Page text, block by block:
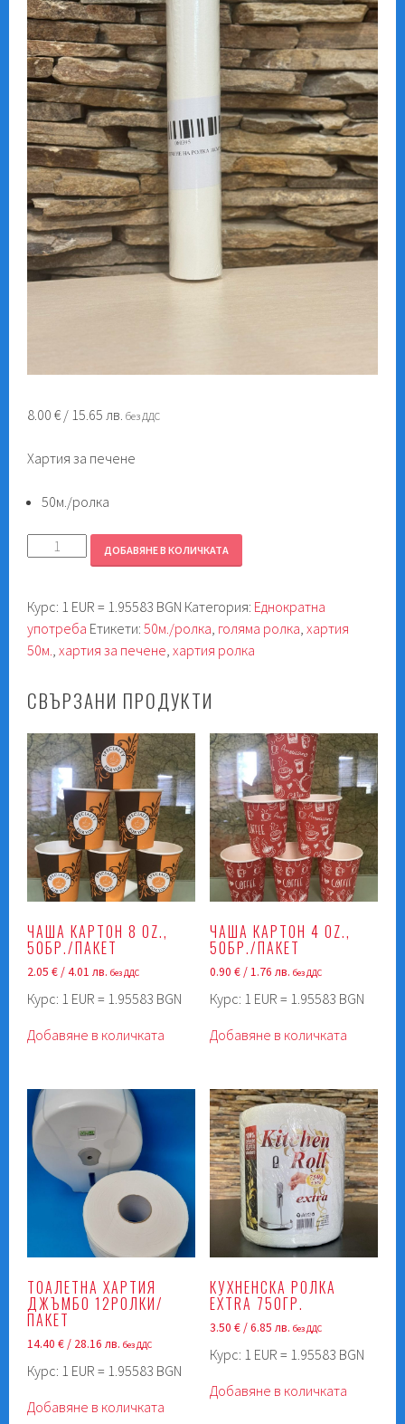
8.00€ / 15.65 лв.без ДДС
Хартия за печене
50м./ролка
количество
за
печене
50м./
ДОБАВЯНЕ В КОЛИЧКАТА
Курс: 1 EUR = 1.95583 BGN Категория: Еднократна
употреба Етикети:50м./ролка, голяма ролка,хартия
50м.,хартия за печене,хартия ролка
СВЪРЗАНИ ПРОДУКТИ
ЧАША КАРТОН 8 OZ.,
50БР./ПАКЕТ
2.05€/ 4.01 лв.без ДДС
Курс: 1 EUR = 1.95583 BGN
Добавяне в количката
ЧАША КАРТОН 4 OZ.,
50БР./ПАКЕТ
0.90 €/ 1.76 лв. без ДДС
Курс: 1 EUR = 1.95583 BGN
Добавяне в количката
ТОАЛЕТНА ХАРТИЯ
ДЖЪМБО 12РОЛКИ/
ПАКЕТ
14.40€/ 28.16 лв.без ДДС
Курс: 1 EUR = 1.95583 BGN
Добавяне в количката
КУХНЕНСКА РОЛКА
EXTRA 750ГР.
3.50 €/ 6.85 лв. без ДДС
Курс: 1 EUR = 1.95583 BGN
Добавяне в количката